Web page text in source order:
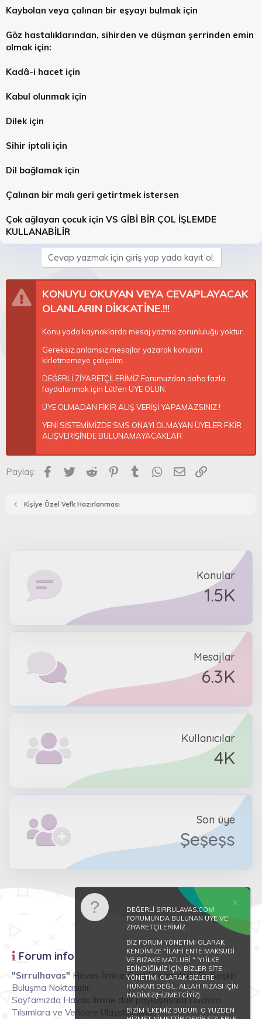
Kaybolan veya çalınan bir eşyayı bulmak için
Göz hastalıklarından, sihirden ve düşman şerrinden emin
olmak için:
Kadâ-i hacet için
Kabul olunmak için
Dilek için
Sihir iptali için
Dil bağlamak için
Çalınan bir malı geri getirtmek istersen
Çok ağlayan çocuk için VS GİBİ BİR ÇOL İŞLEMDE
KULLANABİLİR
Cevap yazmak için giriş yap yada kayıt ol.
KONUYU OKUYAN VEYA CEVAPLAYACAK
OLANLARIN DİKKATİNE.!!!
Konu yada kaynaklarda mesaj yazma zorunluluğu yoktur.
Gereksiz,anlamsız mesajlar yazarak konuları
kirletmemeye çalışalım.
DEĞERLİ ZİYARETÇİLERİMİZ Forumuzdan daha fazla
faydalanmak için Lütfen ÜYE OLUN.
ÜYE OLMADAN FİKİR ALIŞ VERİŞİ YAPAMAZSINIZ.!
YENİ SİSTEMİMİZDE SMS ONAYI OLMAYAN ÜYELER FİKİR
ALIŞVERİŞİNDE BULUNAMAYACAKLAR
Paylaş: Facebook
Twitter Reddit Pinterest
Tumblr WhatsApp
E-posta
Kişiye Özel Vefk Hazırlanması
Konular
1.5K
Mesajlar
6.3K
Kullanıcılar
4K
Son üye
Şeşeşs
Forum info
"Sırrulhavas" Havas İlmine Gönül Vermişlerin En Seçkin
Buluşma Noktasıdır.
Sayfamızda Havas İlmine dair paylaşımlara Dualara,
Tılsımlara ve Vefklere Ulaşabilirsiniz.
DEĞERLİ SIRRULAVAS.COM
FORUMUNDA BULUNAN ÜYE VE
ZIYARETÇİLERİMİZ .
BİZ FORUM YÖNETİMI OLARAK
KENDİMİZE "İLAHİ ENTE MAKSUDİ
VE RIZAKE MATLUBİ " 'YI İLKE
EDİNDİĞİMİZ İÇİN BİZLER SİTE
YÖNETİMİ OLARAK SİZLERE
HÜNKAR DEĞİL. ALLAH RIZASI İÇİN
HADİMİZ(HİZMETCİYİZ).
BİZİM İLKEMİZ BUDUR. O YÜZDEN